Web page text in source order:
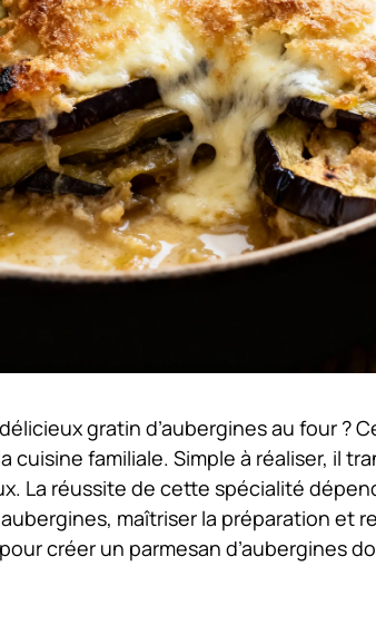
gratin d’auberginesau four ?
familiale. Simple à réaliser, il
La réussite de cette spécialité
maîtriser la préparation et
créer un parmesan d’aubergines